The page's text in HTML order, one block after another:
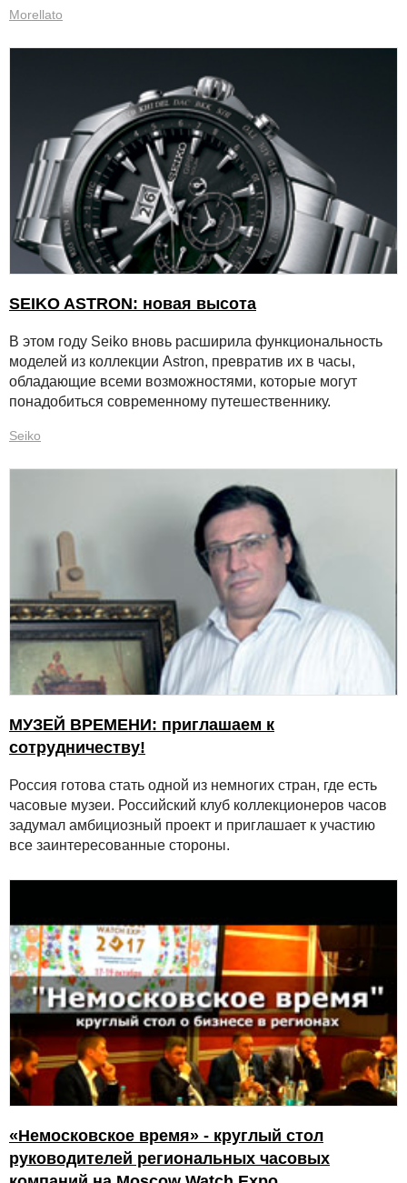
Morellato
SEIKO ASTRON: новая высота
В этом году Seiko вновь расширила функциональность
моделей из коллекции Astron, превратив их в часы,
обладающие всеми возможностями, которые могут
понадобиться современному путешественнику.
Seiko
МУЗЕЙ ВРЕМЕНИ: приглашаем к
сотрудничеству!
Россия готова стать одной из немногих стран, где есть
часовые музеи. Российский клуб коллекционеров часов
задумал амбициозный проект и приглашает к участию
все заинтересованные стороны.
«Немосковское время» - круглый стол
руководителей региональных часовых